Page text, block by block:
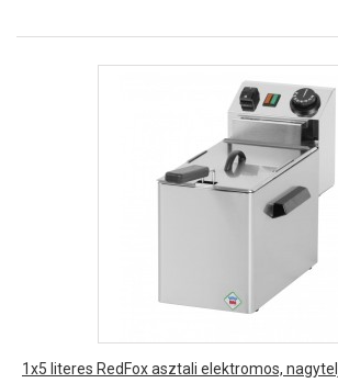
1x5 literes RedFox asztali elektromos,